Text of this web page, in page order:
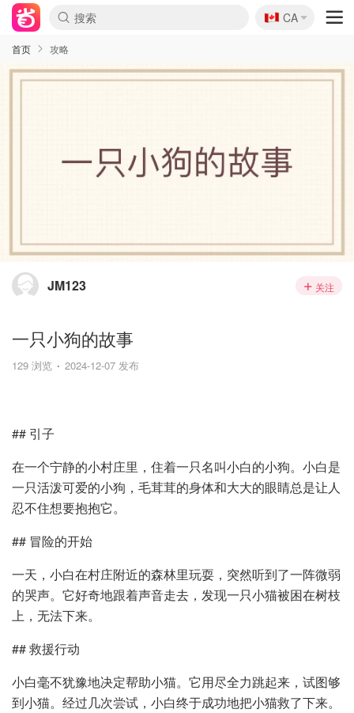
🇨🇦
CA
首页 攻略
JM123 关注
一只小狗的故事
129 浏览 2024-12-07 发布
## 引子
在一个宁静的小村庄里，住着一只名叫小白的小狗。小白是
一只活泼可爱的小狗，毛茸茸的身体和大大的眼睛总是让人
忍不住想要抱抱它。
## 冒险的开始
一天，小白在村庄附近的森林里玩耍，突然听到了一阵微弱
的哭声。它好奇地跟着声音走去，发现一只小猫被困在树枝
上，无法下来。
## 救援行动
小白毫不犹豫地决定帮助小猫。它用尽全力跳起来，试图够
到小猫。经过几次尝试，小白终于成功地把小猫救了下来。